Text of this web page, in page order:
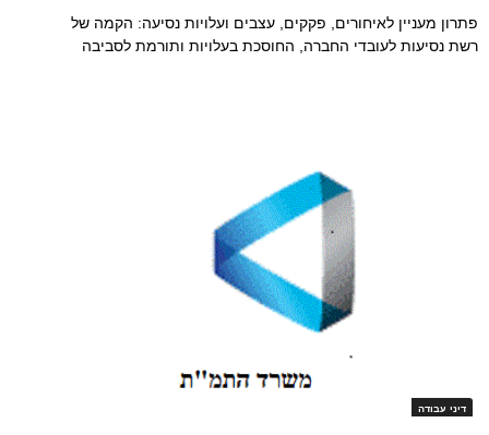
פתרון מעניין לאיחורים, פקקים, עצבים ועלויות נסיעה: הקמה של
רשת נסיעות לעובדי החברה, החוסכת בעלויות ותורמת לסביבה
דיני עבודה